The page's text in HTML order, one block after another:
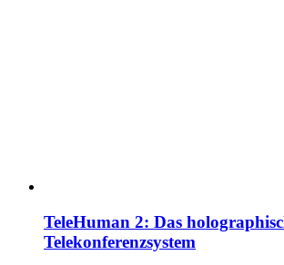
TeleHuman 2: Das
Telekonferenzsystem